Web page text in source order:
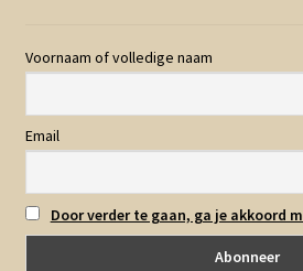
Voornaam of volledige naam
Email
Door verder te gaan, ga je akkoord